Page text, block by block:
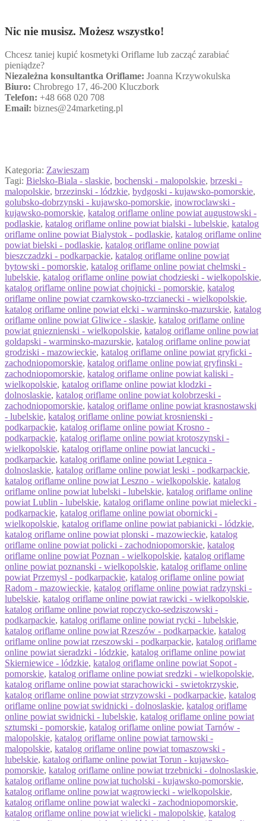
Nic nie musisz. Możesz wszystko!
Chcesz taniej kupić kosmetyki Oriflame lub zacząć zarabiać
pieniądze?
Niezależna konsultantka Oriflame: Joanna Krzywokulska
Biuro: Chrobrego 17, 46-200 Kluczbork
Telefon: +48 668 020 708
Email: biznes@24marketing.pl
Kategoria: Zawieszam
Tagi: Bielsko-Biala - slaskie, bochenski - malopolskie, brzeski -
malopolskie, brzezinski - lódzkie, bydgoski - kujawsko-pomorskie,
golubsko-dobrzynski - kujawsko-pomorskie, inowroclawski -
kujawsko-pomorskie, katalog oriflame online powiat augustowski -
podlaskie, katalog oriflame online powiat bialski - lubelskie, katalog
oriflame online powiat Bialystok - podlaskie, katalog oriflame online
powiat bielski - podlaskie, katalog oriflame online powiat
bieszczadzki - podkarpackie, katalog oriflame online powiat
bytowski - pomorskie, katalog oriflame online powiat chelmski -
lubelskie, katalog oriflame online powiat chodzieski - wielkopolskie,
katalog oriflame online powiat chojnicki - pomorskie, katalog
oriflame online powiat czarnkowsko-trzcianecki - wielkopolskie,
katalog oriflame online powiat elcki - warminsko-mazurskie, katalog
oriflame online powiat Gliwice - slaskie, katalog oriflame online
powiat gnieznienski - wielkopolskie, katalog oriflame online powiat
goldapski - warminsko-mazurskie, katalog oriflame online powiat
grodziski - mazowieckie, katalog oriflame online powiat gryficki -
zachodniopomorskie, katalog oriflame online powiat gryfinski -
zachodniopomorskie, katalog oriflame online powiat kaliski -
wielkopolskie, katalog oriflame online powiat klodzki -
dolnoslaskie, katalog oriflame online powiat kolobrzeski -
zachodniopomorskie, katalog oriflame online powiat krasnostawski
- lubelskie, katalog oriflame online powiat krosnienski -
podkarpackie, katalog oriflame online powiat Krosno -
podkarpackie, katalog oriflame online powiat krotoszynski -
wielkopolskie, katalog oriflame online powiat lancucki -
podkarpackie, katalog oriflame online powiat Legnica -
dolnoslaskie, katalog oriflame online powiat leski - podkarpackie,
katalog oriflame online powiat Leszno - wielkopolskie, katalog
oriflame online powiat lubelski - lubelskie, katalog oriflame online
powiat Lublin - lubelskie, katalog oriflame online powiat mielecki -
podkarpackie, katalog oriflame online powiat obornicki -
wielkopolskie, katalog oriflame online powiat pabianicki - lódzkie,
katalog oriflame online powiat plonski - mazowieckie, katalog
oriflame online powiat policki - zachodniopomorskie, katalog
oriflame online powiat Poznan - wielkopolskie, katalog oriflame
online powiat poznanski - wielkopolskie, katalog oriflame online
powiat Przemysl - podkarpackie, katalog oriflame online powiat
Radom - mazowieckie, katalog oriflame online powiat radzynski -
lubelskie, katalog oriflame online powiat rawicki - wielkopolskie,
katalog oriflame online powiat ropczycko-sedziszowski -
podkarpackie, katalog oriflame online powiat rycki - lubelskie,
katalog oriflame online powiat Rzeszów - podkarpackie, katalog
oriflame online powiat rzeszowski - podkarpackie, katalog oriflame
online powiat sieradzki - lódzkie, katalog oriflame online powiat
Skierniewice - lódzkie, katalog oriflame online powiat Sopot -
pomorskie, katalog oriflame online powiat sredzki - wielkopolskie,
katalog oriflame online powiat starachowicki - swietokrzyskie,
katalog oriflame online powiat strzyzowski - podkarpackie, katalog
oriflame online powiat swidnicki - dolnoslaskie, katalog oriflame
online powiat swidnicki - lubelskie, katalog oriflame online powiat
sztumski - pomorskie, katalog oriflame online powiat Tarnów -
malopolskie, katalog oriflame online powiat tarnowski -
malopolskie, katalog oriflame online powiat tomaszowski -
lubelskie, katalog oriflame online powiat Torun - kujawsko-
pomorskie, katalog oriflame online powiat trzebnicki - dolnoslaskie,
katalog oriflame online powiat tucholski - kujawsko-pomorskie,
katalog oriflame online powiat wagrowiecki - wielkopolskie,
katalog oriflame online powiat walecki - zachodniopomorskie,
katalog oriflame online powiat wielicki - malopolskie, katalog